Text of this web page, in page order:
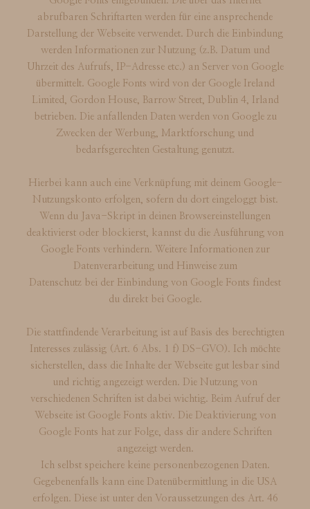
abrufbaren Schriftarten werden für eine ansprechende
Darstellung der Webseite verwendet. Durch die Einbindung
werden Informationen zur Nutzung (z.B. Datum und
Uhrzeit des Aufrufs, IP-Adresse etc.) an Server von Google
übermittelt. Google Fonts wird von der Google Ireland
Limited, Gordon House, Barrow Street, Dublin 4, Irland
betrieben. Die anfallenden Daten werden von Google zu
Zwecken der Werbung, Marktforschung und
bedarfsgerechten Gestaltung genutzt.
Hierbei kann auch eine Verknüpfung mit deinem Google-
Nutzungskonto erfolgen, sofern du dort eingeloggt bist.
Wenn du Java-Skript in deinen Browsereinstellungen
deaktivierst oder blockierst, kannst du die Ausführung von
Google Fonts verhindern. Weitere Informationen zur
Datenverarbeitung und Hinweise zum
Datenschutz bei der Einbindung von Google Fonts findest
du direkt bei Google.
Die stattfindende Verarbeitung ist auf Basis des berechtigten
Interesses zulässig (Art. 6 Abs. 1 f) DS-GVO). Ich möchte
sicherstellen, dass die Inhalte der Webseite gut lesbar sind
und richtig angezeigt werden. Die Nutzung von
verschiedenen Schriften ist dabei wichtig. Beim Aufruf der
Webseite ist Google Fonts aktiv. Die Deaktivierung von
Google Fonts hat zur Folge, dass dir andere Schriften
angezeigt werden.
Ich selbst speichere keine personenbezogenen Daten.
Gegebenenfalls kann eine Datenübermittlung in die USA
erfolgen. Diese ist unter den Voraussetzungen des Art. 46